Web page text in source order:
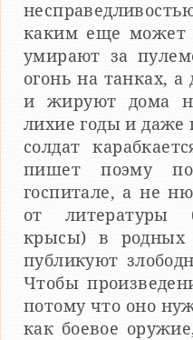
каким еще может
умирают за
огонь на танках, а другие
и жируют дома
лихие годы и даже
солдат
пишет поэму полка в
госпитале, а не
от литературы
крысы) в родных
публикуют
Чтобы
потому что оно
как боевое